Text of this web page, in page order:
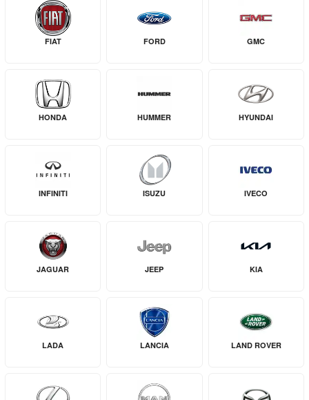
FIAT FORD GMC
HONDA HUMMER HYUNDAI
INFINITI ISUZU IVECO
JAGUAR JEEP KIA
LADA LANCIA LAND ROVER